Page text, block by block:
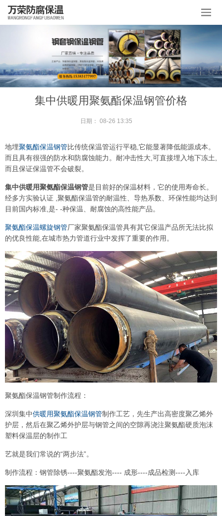
集中供暖用聚氨酯保温钢管价格
日期： 08-26 13:35
地埋聚氨酯保温钢管比传统保温管运行平稳,它能显著降低能源成本。
而且具有很强的防水和防腐蚀能力。耐冲击性大,可直接埋入地下冻土,
而且保证保温管不会破裂。
集中供暖用聚氨酯保温钢管是目前好的保温材料，它的使用寿命长。
经多方实验认证 ,聚氨酯保温管的耐温性、导热系数、环保性能均达到
目前国内标准,是- -种保温、耐腐蚀的高性能产品。
聚氨酯保温螺旋钢管厂家聚氨酯保温管具有其它保温产品所无法比拟
的优良性能,在城市热力管道行业中发挥了重要的作用。
聚氨酯保温钢管制作流程：
深圳集中供暖用聚氨酯保温钢管制作工艺，先生产出高密度聚乙烯外
护层，然后在聚乙烯外护层与钢管之间的空隙再浇注聚氨酯硬质泡沫
塑料保温层的制作工
艺就是我们常说的“两步法”。
制作流程：钢管除锈----聚氨酯发泡---- 成形----成品检测----入库